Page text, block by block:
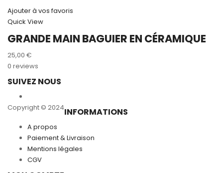
Ajouter à vos favoris
Quick View
GRANDE MAIN BAGUIER EN CÉRAMIQUE
25,00 €
0 reviews
SUIVEZ NOUS
Copyright © 2024INFORMATIONS
A propos
Paiement & Livraison
Mentions légales
CGV